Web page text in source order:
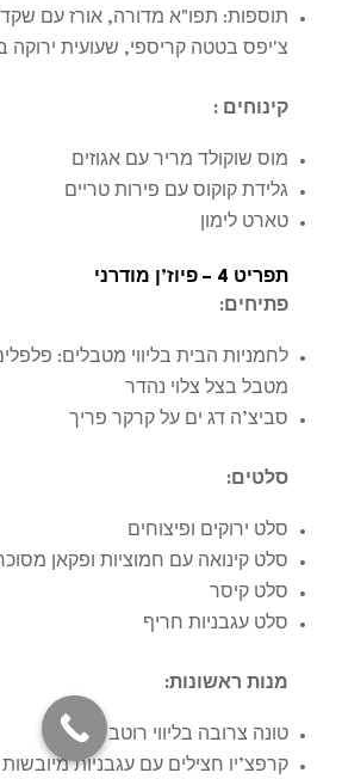
תוספות: תפו"א מדורה, אורז עם
צ'יפס בטטה קריספי, שעועית ירוקה
קינוחים :
מוס שוקולד מריר עם אגוזים
גלידת קוקוס עם פירות טריים
טארט לימון
תפריט 4 – פיוז’ן מודרני
פתיחים:
לחמניות הבית בליווי מטבלים:
מטבל בצל צלוי נהדר
סביצ’ה דג ים על קרקר פריך
סלטים:
סלט ירוקים ופיצוחים
סלט קינואה עם חמוציות ופקאן
סלט קיסר
סלט עגבניות חריף
מנות ראשונות:
טונה צרובה בליווי רוטב טריאקי
קרפצ’יו חצילים עם עגבניות מיובשות